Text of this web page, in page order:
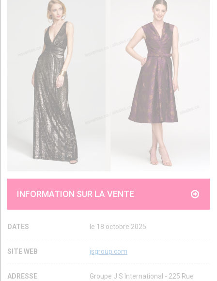
INFORMATION SUR LA VENTE
DATES le 18 octobre 2025
SITE WEB jsgroup.com
ADRESSE
Groupe J S International - 225 Rue